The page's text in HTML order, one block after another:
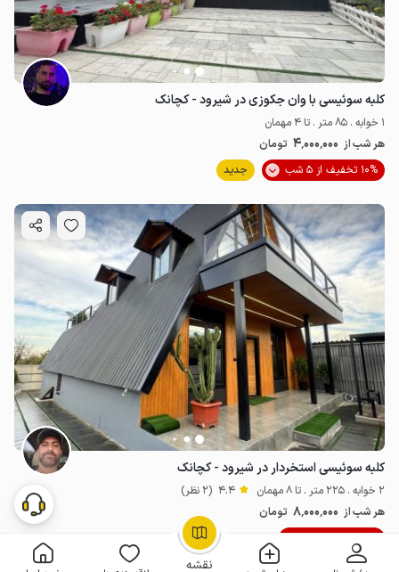
نقشه
OpenStreetMap
کلبه سوئیسی با وان جکوزی در شیرود - کچانک
1 خوابه . 85 متر . تا 4 مهمان
هر شب از 4٬000٬000 تومان
10% تخفیف از 5 شب
جدید
کلبه سوئیسی استخردار در شیرود - کچانک
2 خوابه . 225 متر . تا 8 مهمان 4.4 (2 نظر)
هر شب از 8٬000٬000 تومان
10% تخفیف از 10 شب